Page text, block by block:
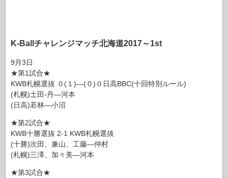
K-Ballチャレンジマッチ北海道2017～1st
9月3日
★第1試合★
KWB札幌選抜 ０(１)―(０)０日高BBC(十回特別ルール)
(札幌)土田-丹―河本
(日高)若林―小沼
★第2試合★
KWB十勝選抜 2-1 KWB札幌選抜
(十勝)次田、兼山、工藤―仲村
(札幌)三澤、加々美―河本
★第3試合★